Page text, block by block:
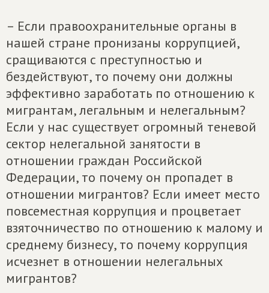
– Если правоохранительные органы в
нашей стране пронизаны коррупцией,
сращиваются с преступностью и
бездействуют, то почему они должны
эффективно заработать по отношению к
мигрантам, легальным и нелегальным?
Если у нас существует огромный теневой
сектор нелегальной занятости в
отношении граждан Российской
Федерации, то почему он пропадет в
отношении мигрантов? Если имеет место
повсеместная коррупция и процветает
взяточничество по отношению к малому и
среднему бизнесу, то почему коррупция
исчезнет в отношении нелегальных
мигрантов?